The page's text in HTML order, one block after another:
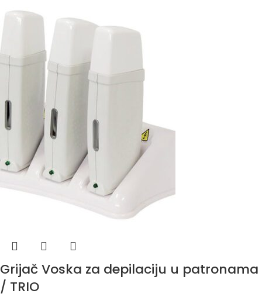
Grijač Voska za depilaciju u patronama
/ TRIO